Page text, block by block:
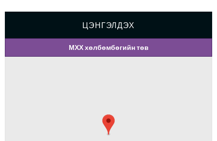
ЦЭНГЭЛДЭХ
МХХ хөлбөмбөгийн төв